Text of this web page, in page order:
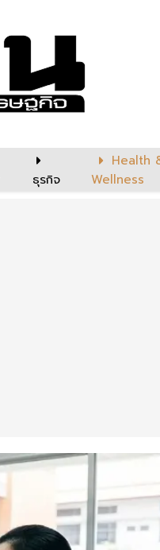
ธุรกิจ
Health
Wellness